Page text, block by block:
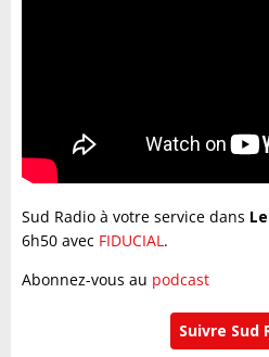
Sud Radio à votre service dans
6h50 avec FIDUCIAL.
Abonnez-vous au podcast
Suivre Sud